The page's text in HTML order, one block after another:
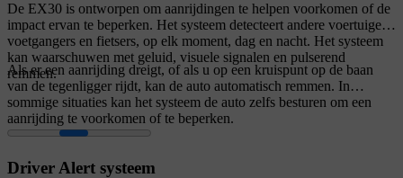
De EX30 is ontworpen om aanrijdingen te helpen voorkomen of de
impact ervan te beperken. Het systeem detecteert andere voertuigen,
voetgangers en fietsers, op elk moment, dag en nacht. Het systeem
kan waarschuwen met geluid, visuele signalen en pulserend
remmen.
Als er een aanrijding dreigt, of als u op een kruispunt op de baan
van de tegenligger rijdt, kan de auto automatisch remmen. In
sommige situaties kan het systeem de auto zelfs besturen om een
aanrijding te voorkomen of te beperken.
Driver Alert systeem